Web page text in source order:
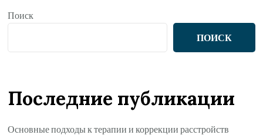
Поиск
ПОИСК
Последние публикации
Основные подходы к терапии и коррекции расстройств